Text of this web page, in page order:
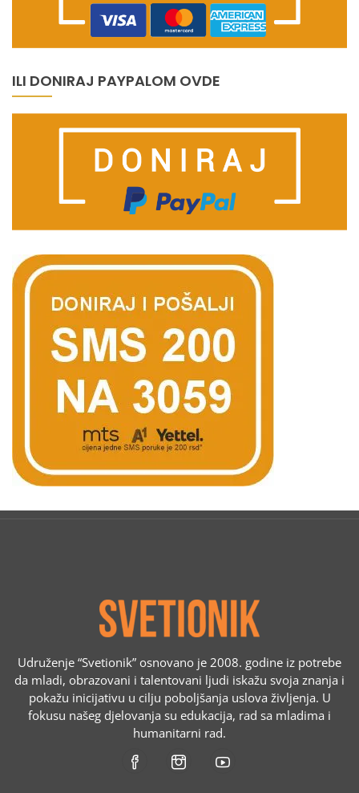
ILI DONIRAJ PAYPALOM OVDE
Udruženje “Svetionik” osnovano je 2008. godine iz potrebe
da mladi, obrazovani i talentovani ljudi iskažu svoja znanja i
pokažu inicijativu u cilju poboljšanja uslova življenja. U
fokusu našeg djelovanja su edukacija, rad sa mladima i
humanitarni rad.